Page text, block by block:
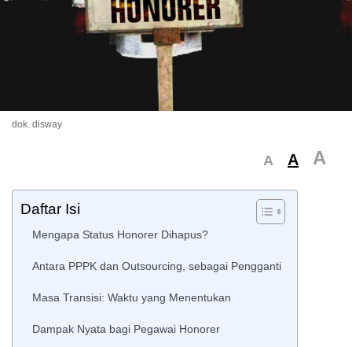
dok. disway
A A A
Daftar Isi
Mengapa Status Honorer Dihapus?
Antara PPPK dan Outsourcing, sebagai Pengganti
Masa Transisi: Waktu yang Menentukan
Dampak Nyata bagi Pegawai Honorer